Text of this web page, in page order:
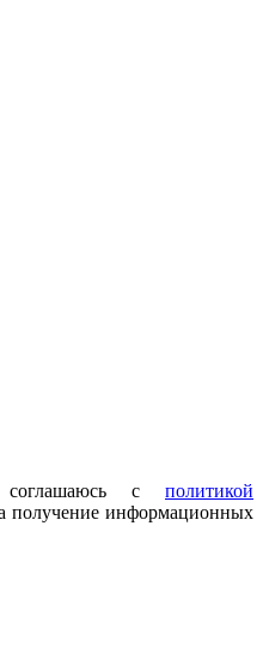
с политикой
получение информационных